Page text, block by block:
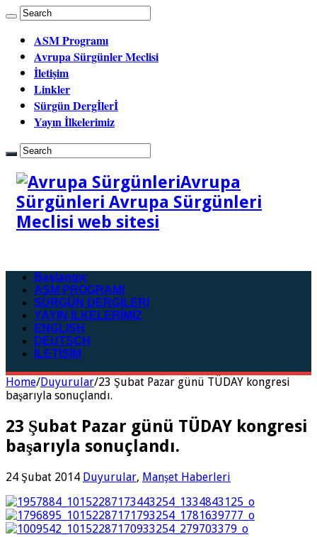
ASM Programı
Avrupa Sürgünler Meclisi
İletişim
Linkler
Sürgün Dergİlerİ
Yayın İlkelerimiz
Avrupa
Sürgünleri Avrupa Sürgünleri
Meclisi web sitesi
Başlangıç
ASM PROGRAMI
SÜRGÜN DERGİLERİ
YAYIN İLKELERİMİZ
ENGLISH
DEUTSCH
İLETİŞİM
Home/Duyurular/23 Şubat Pazar günü TÜDAY kongresi
başarıyla sonuçlandı.
23 Şubat Pazar günü TÜDAY kongresi
başarıyla sonuçlandı.
24 Şubat 2014 Duyurular, Manşet Haberleri